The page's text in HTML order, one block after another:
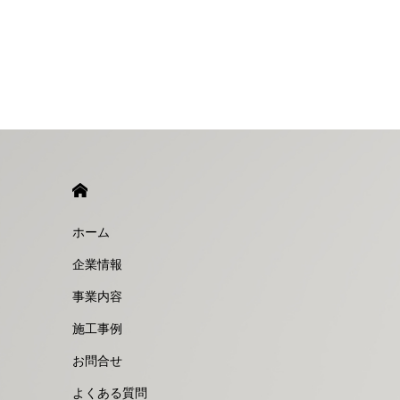
ホーム
企業情報
事業内容
施工事例
お問合せ
よくある質問